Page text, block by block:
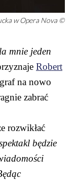
w Opera Nova ©
mnie jeden
Robert
na nowo
zabrać
rozwikłać
będzie